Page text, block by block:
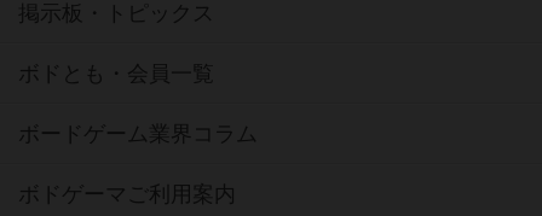
掲示板・トピックス
ボドとも・会員一覧
ボードゲーム業界コラム
ボドゲーマご利用案内